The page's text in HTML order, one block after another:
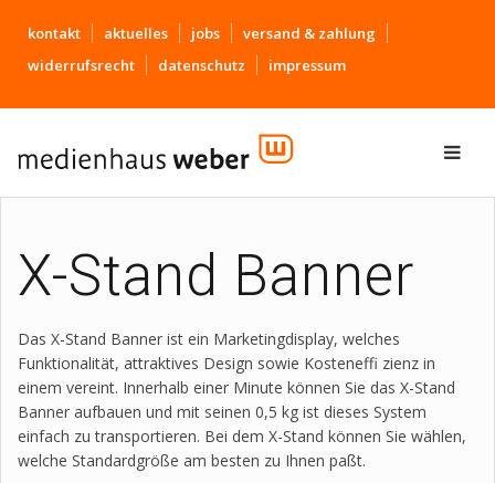
kontakt aktuelles jobs
versand & zahlung
widerrufsrecht
datenschutz impressum
X-Stand Banner
Das X-Stand Banner ist ein Marketingdisplay, welches
Funktionalität, attraktives Design sowie Kosteneffi zienz in
einem vereint. Innerhalb einer Minute können Sie das X-Stand
Banner aufbauen und mit seinen 0,5 kg ist dieses System
einfach zu transportieren. Bei dem X-Stand können Sie wählen,
welche Standardgröße am besten zu Ihnen paßt.